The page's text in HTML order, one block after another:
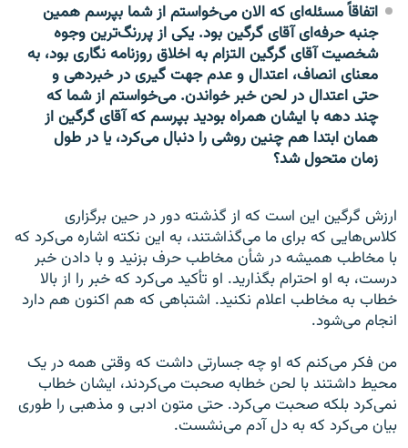
اتفاقاً مسئله‌ای که الان می‌خواستم از شما بپرسم همین
جنبه حرفه‌ای آقای گرگین بود. یکی از پررنگ‌ترین وجوه
شخصیت آقای گرگین التزام به اخلاق روزنامه نگاری بود، به
معنای انصاف، اعتدال و عدم جهت گیری در خبردهی و
حتی اعتدال در لحن خبر خواندن. می‌خواستم از شما که
چند دهه با ایشان همراه بودید بپرسم که آقای گرگین از‌‌
همان ابتدا هم چنین روشی را دنبال می‌کرد، یا در طول
زمان متحول شد؟
ارزش گرگین این است که از گذشته دور در حین برگزاری
کلاس‌هایی که برای ما می‌گذاشتند، به این نکته اشاره می‌کرد که
با مخاطب همیشه در شأن مخاطب حرف بزنید و با دادن خبر
درست، به او احترام بگذارید. او تأکید می‌کرد که خبر را از بالا
خطاب به مخاطب اعلام نکنید. اشتباهی که هم اکنون هم دارد
انجام می‌شود.
من فکر می‌کنم که او چه جسارتی داشت که وقتی همه در یک
محیط داشتند با لحن خطابه صحبت می‌کردند، ایشان خطاب
نمی‌کرد بلکه صحبت می‌کرد. حتی متون ادبی و مذهبی را طوری
بیان می‌کرد که به دل آدم می‌نشست.